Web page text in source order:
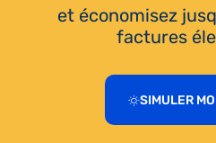
et économisez
factures
SIMULER